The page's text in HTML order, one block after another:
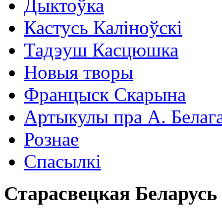
Дыктоўка
Кастусь Каліноўскі
Тадэуш Касцюшка
Новыя творы
Францыск Скарына
Артыкулы пра А.
Рознае
Спасылкі
Старасвецкая Беларусь